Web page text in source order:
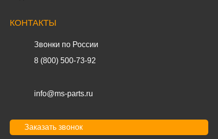
КОНТАКТЫ
Звонки по России
8 (800) 500-73-92
info@ms-parts.ru
Заказать звонок